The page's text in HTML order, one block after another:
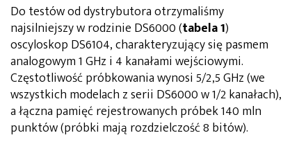
Do testów od dystrybutora otrzymaliśmy
najsilniejszy w rodzinie DS6000 (tabela 1)
oscyloskop DS6104, charakteryzujący się pasmem
analogowym 1 GHz i 4 kanałami wejściowymi.
Częstotliwość próbkowania wynosi 5/2,5 GHz (we
wszystkich modelach z serii DS6000 w 1/2 kanałach),
a łączna pamięć rejestrowanych próbek 140 mln
punktów (próbki mają rozdzielczość 8 bitów).